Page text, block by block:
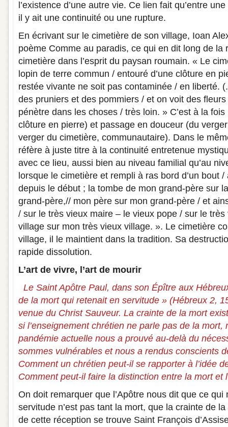
l’existence d’une autre vie. Ce lien fait qu’entre
il y ait une continuité ou une rupture.
En écrivant sur le cimetière de son village, Ioan
poème Comme au paradis, ce qui en dit long de la
cimetière dans l’esprit du paysan roumain. « Le
lopin de terre commun / entouré d’une clôture en
restée vivante ne soit pas contaminée / en liberté.
des pruniers et des pommiers / et on voit des
pénètre dans les choses / très loin. » C’est à la
clôture en pierre) et passage en douceur (du
verger du cimetière, communautaire). Dans le
réfère à juste titre à la continuité entretenue
avec ce lieu, aussi bien au niveau familial qu’au
lorsque le cimetière et rempli à ras bord d’un bout /
depuis le début ; la tombe de mon grand-père sur
grand-père,// mon père sur mon grand-père / et
/ sur le très vieux maire – le vieux pope / sur le
village sur mon très vieux village. ». Le cimetière
village, il le maintient dans la tradition. Sa
rapide dissolution.
L’art de vivre, l’art de mourir
Le Saint Apôtre Paul, dans son Épître aux
de la mort qui retenait en servitude » (Hébreux 2,
venue du Christ Sauveur. La crainte de la mort
si l’enseignement chrétien ne parle pas de la mort,
pandémie actuelle nous a prouvé au-delà du
sommes vulnérables et nous a rendus conscients
Comment un chrétien peut-il se rapporter à l’idée
Comment peut-il faire la distinction entre la mort et
On doit remarquer que l’Apôtre nous dit que ce qui
servitude n’est pas tant la mort, que la crainte de
de cette réception se trouve Saint François